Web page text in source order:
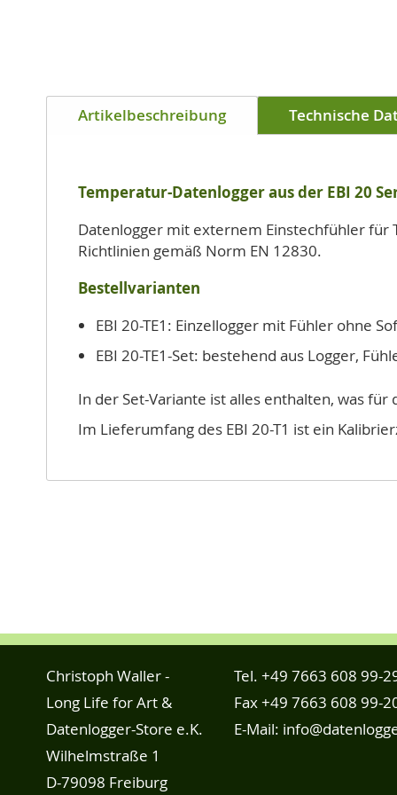
Artikelbeschreibung Technische
Temperatur-Datenlogger aus der EBI 20
Datenlogger mit externem Einstechfühler für
Richtlinien gemäß Norm EN 12830.
Bestellvarianten
EBI 20-TE1: Einzellogger mit Fühler ohne
EBI 20-TE1-Set: bestehend aus Logger,
In der Set-Variante ist alles enthalten, was
Im Lieferumfang des EBI 20-T1 ist ein
Christoph Waller -
Long Life for Art &
Datenlogger-Store e.K.
Wilhelmstraße 1
D-79098 Freiburg
Tel. +49 7663 608 99-
Fax +49 7663 608 99-
E-Mail: